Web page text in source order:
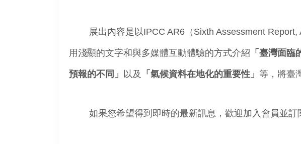
展出內容是以IPCC AR6（Sixth Assessment Report,
用淺顯的文字和與多媒體互動體驗的方式介紹 「臺灣面臨
預報的不同」 以及 「氣候資料在地化的重要性」 等，將臺
如果您希望得到即時的最新訊息，歡迎加入會員並訂